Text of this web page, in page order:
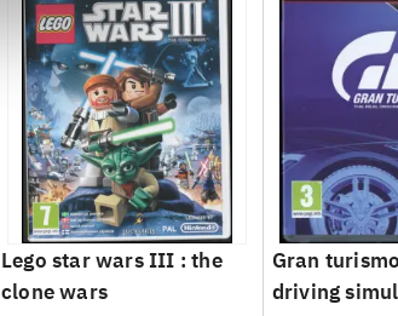
Lego star wars III : the
clone wars
Gran
driving